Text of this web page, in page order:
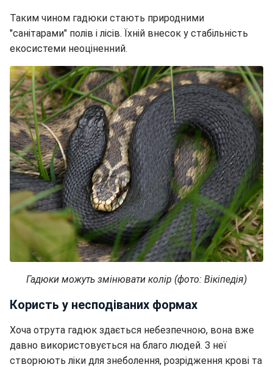
Таким чином гадюки стають природними
"санітарами" полів і лісів. Їхній внесок у стабільність
екосистеми неоціненний.
Гадюки можуть змінювати колір (фото: Вікіпедія)
Користь у несподіваних формах
Хоча отрута гадюк здається небезпечною, вона вже
давно використовується на благо людей. З неї
створюють ліки для знеболення, розрідження крові та